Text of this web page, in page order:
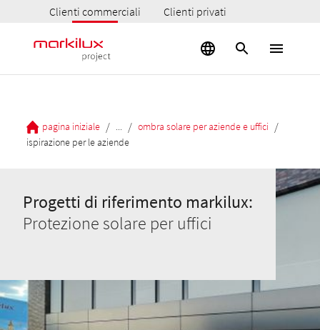
Clienti commerciali Clienti privati
pagina iniziale / / ombra solare per aziende e uffici /
ispirazione per le aziende
Progetti di riferimento markilux:
Protezione solare per uffici